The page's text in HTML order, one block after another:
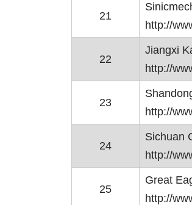
21
http://
22
Jiangxi
http://
23
http://
24
Sichuan
http://
25
Great
http://